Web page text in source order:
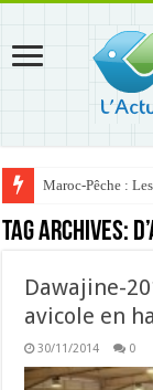
Maroc-Pêche :
Tag Archives:
Dawajine-
avicole en
30/11/2014 0